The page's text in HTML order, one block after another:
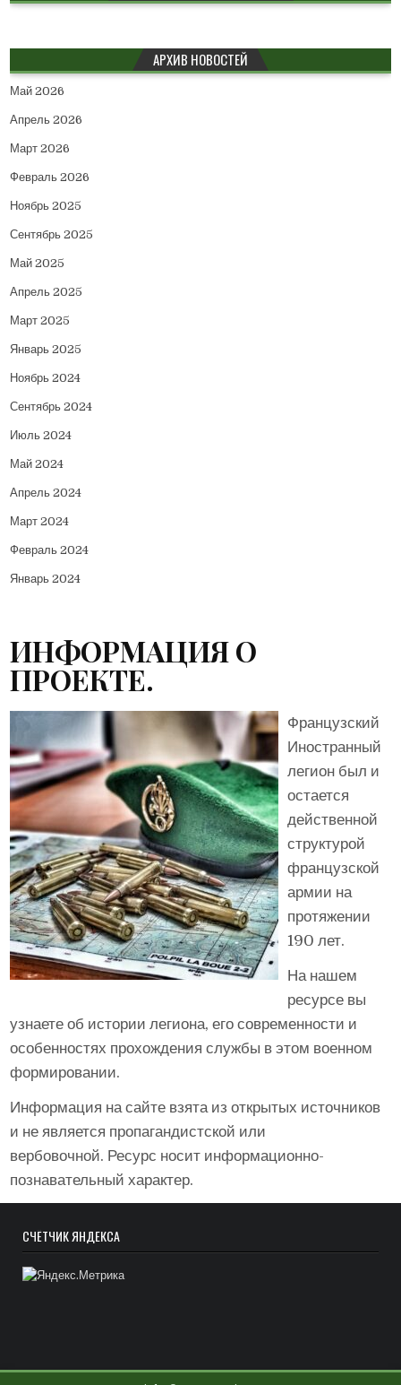
АРХИВ НОВОСТЕЙ
Май 2026
Апрель 2026
Март 2026
Февраль 2026
Ноябрь 2025
Сентябрь 2025
Май 2025
Апрель 2025
Март 2025
Январь 2025
Ноябрь 2024
Сентябрь 2024
Июль 2024
Май 2024
Апрель 2024
Март 2024
Февраль 2024
Январь 2024
ИНФОРМАЦИЯ О
ПРОЕКТЕ.
Французский
Иностранный
легион был и
остается
действенной
структурой
французской
армии на
протяжении
190 лет.
На нашем
ресурсе вы
узнаете об истории легиона, его современности и
особенностях прохождения службы в этом военном
формировании.
Информация на сайте взята из открытых источников
и не является пропагандистской или
вербовочной. Ресурс носит информационно-
познавательный характер.
СЧЁТЧИК ЯНДЕКСА